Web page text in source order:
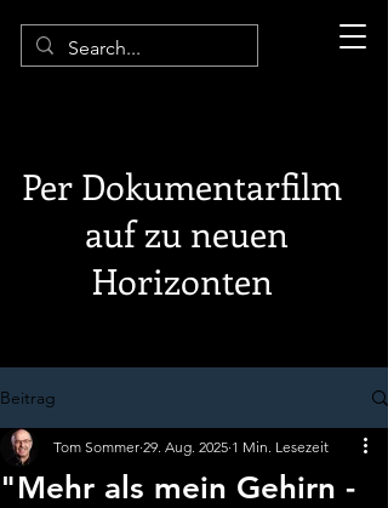
Per Dokumentarfilm
auf zu neuen
Horizonten
Beitrag
"Mehr als mein Gehirn -
Tom Sommer 29. Aug. 2025 1 Min. Lesezeit